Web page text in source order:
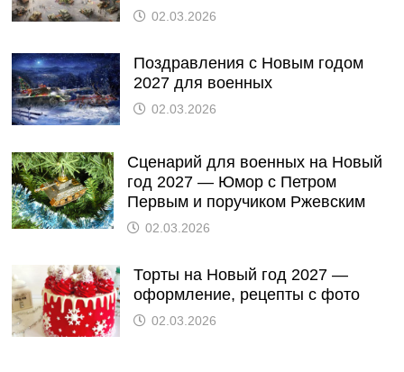
02.03.2026
Поздравления с Новым годом
2027 для военных
02.03.2026
Сценарий для военных на Новый
год 2027 — Юмор с Петром
Первым и поручиком Ржевским
02.03.2026
Торты на Новый год 2027 —
оформление, рецепты с фото
02.03.2026